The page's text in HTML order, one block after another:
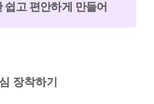
쉽고 편안하게 만들어
장착하기